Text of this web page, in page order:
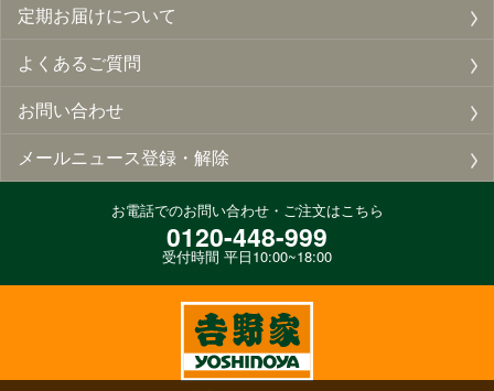
定期お届けについて
よくあるご質問
お問い合わせ
メールニュース登録・解除
お電話でのお問い合わせ・ご注文はこちら
0120-448-999
受付時間 平日10:00~18:00